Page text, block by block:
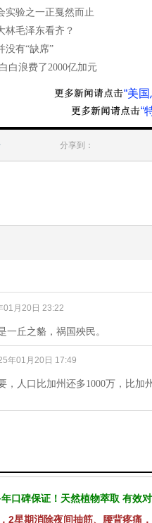
实验之一正戛然而止
林毛泽东看齐？
没有“缺席”
白浪费了2000亿加元
“美
“
分享到：
01月20日 23:22
一丘之貉，祸国殃民。
年01月20日 17:49
，人口比加州还多1000万，比
口碑保证！天然植物萃取 有效
2星期消除夜间抽筋、腰背疼痛